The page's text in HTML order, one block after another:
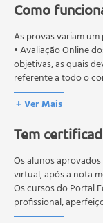
Carotenoides
Fibras
Fibra Alimentar
Fibra Funcional
Fibra Alimentar
Fibra Solúvel
Fibra Insolúvel
Prebióticos,
Definições e
Prebiótico
Como
As provas variam
• Avaliação Online
objetivas, as quais
referente a todo o
• Avaliação Online
devem ser feitas em
Os estudos,
A média final deve
recebimento do
o aluno poderá
curso quantas vezes
prova, atividades
+ Ver Mais
Tem
Os alunos
virtual, após a nota
Os cursos do Portal
profissional,
esses títulos não se